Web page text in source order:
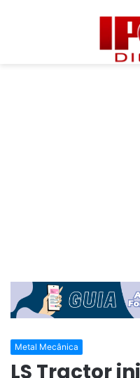
Metal Mecânica
LS Tractor